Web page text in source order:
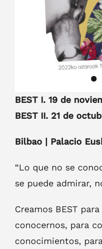
BEST I. 19 de
BEST II. 21 de
Bilbao | Palacio
“Lo que no se
se puede admirar,
Creamos BEST
conocernos, para
conocimientos,